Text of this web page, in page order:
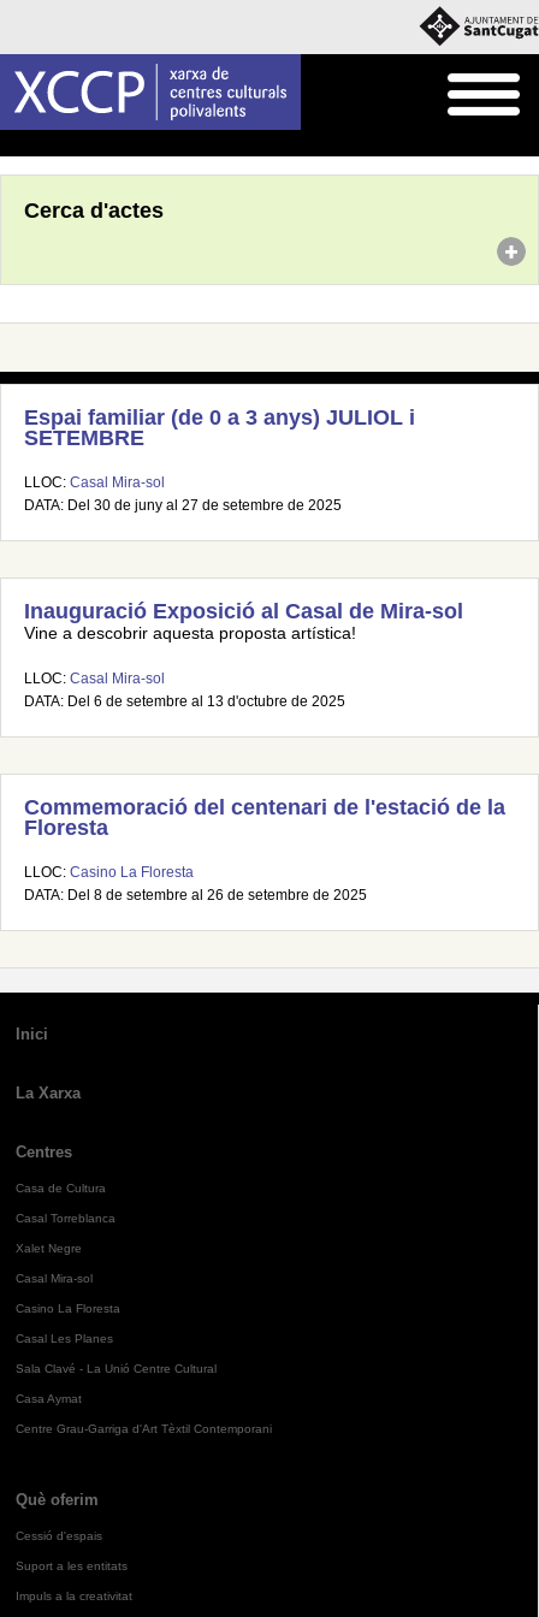
Cerca d'actes
Espai familiar (de 0 a 3 anys) JULIOL i
SETEMBRE
LLOC: Casal Mira-sol
DATA: Del 30 de juny al 27 de setembre de 2025
Inauguració Exposició al Casal de Mira-sol
Vine a descobrir aquesta proposta artística!
LLOC: Casal Mira-sol
DATA: Del 6 de setembre al 13 d'octubre de 2025
Commemoració del centenari de l'estació de la
Floresta
LLOC: Casino La Floresta
DATA: Del 8 de setembre al 26 de setembre de 2025
Inici
La Xarxa
Centres
Casa de Cultura
Casal Torreblanca
Xalet Negre
Casal Mira-sol
Casino La Floresta
Casal Les Planes
Sala Clavé - La Unió Centre Cultural
Casa Aymat
Centre Grau-Garriga d'Art Tèxtil Contemporani
Què oferim
Cessió d'espais
Suport a les entitats
Impuls a la creativitat